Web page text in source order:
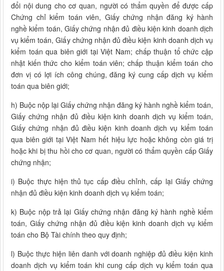
đổi nội dung cho cơ quan, người có thẩm quyền để được cấp
Chứng chỉ kiểm toán viên, Giấy chứng nhận đăng ký hành
nghề kiểm toán, Giấy chứng nhận đủ điều kiện kinh doanh dịch
vụ kiểm toán, Giấy chứng nhận đủ điều kiện kinh doanh dịch vụ
kiểm toán qua biên giới tại Việt Nam; chấp thuận tổ chức cập
nhật kiến thức cho kiểm toán viên; chấp thuận kiểm toán cho
đơn vị có lợi ích công chúng, đăng ký cung cấp dịch vụ kiểm
toán qua biên giới;
h) Buộc nộp lại Giấy chứng nhận đăng ký hành nghề kiểm toán,
Giấy chứng nhận đủ điều kiện kinh doanh dịch vụ kiểm toán,
Giấy chứng nhận đủ điều kiện kinh doanh dịch vụ kiểm toán
qua biên giới tại Việt Nam hết hiệu lực hoặc không còn giá trị
hoặc khi bị thu hồi cho cơ quan, người có thẩm quyền cấp Giấy
chứng nhận;
i) Buộc thực hiện thủ tục cấp điều chỉnh, cấp lại Giấy chứng
nhận đủ điều kiện kinh doanh dịch vụ kiểm toán;
k) Buộc nộp trả lại Giấy chứng nhận đăng ký hành nghề kiểm
toán, Giấy chứng nhận đủ điều kiện kinh doanh dịch vụ kiểm
toán cho Bộ Tài chính theo quy định;
l) Buộc thực hiện liên danh với doanh nghiệp đủ điều kiện kinh
doanh dịch vụ kiểm toán khi cung cấp dịch vụ kiểm toán qua